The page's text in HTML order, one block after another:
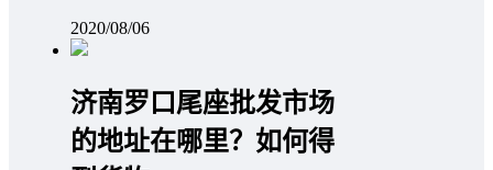
2020/08/06
济南罗口尾座批发市场
的地址在哪里？如何得